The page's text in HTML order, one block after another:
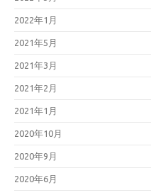
2022年1月
2021年5月
2021年3月
2021年2月
2021年1月
2020年10月
2020年9月
2020年6月